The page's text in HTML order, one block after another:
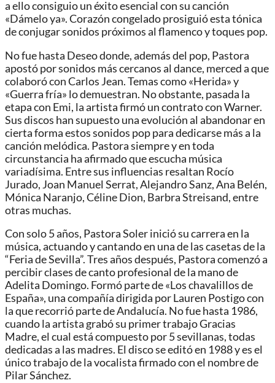
a ello consiguio un éxito esencial con su canción
«Dámelo ya». Corazón congelado prosiguió esta tónica
de conjugar sonidos próximos al flamenco y toques pop.
No fue hasta Deseo donde, además del pop, Pastora
apostó por sonidos más cercanos al dance, merced a que
colaboró con Carlos Jean. Temas como «Herida» y
«Guerra fría» lo demuestran. No obstante, pasada la
etapa con Emi, la artista firmó un contrato con Warner.
Sus discos han supuesto una evolución al abandonar en
cierta forma estos sonidos pop para dedicarse más a la
canción melódica. Pastora siempre y en toda
circunstancia ha afirmado que escucha música
variadísima. Entre sus influencias resaltan Rocío
Jurado, Joan Manuel Serrat, Alejandro Sanz, Ana Belén,
Mónica Naranjo, Céline Dion, Barbra Streisand, entre
otras muchas.
Con solo 5 años, Pastora Soler inició su carrera en la
música, actuando y cantando en una de las casetas de la
“Feria de Sevilla”. Tres años después, Pastora comenzó a
percibir clases de canto profesional de la mano de
Adelita Domingo. Formó parte de «Los chavalillos de
España», una compañía dirigida por Lauren Postigo con
la que recorrió parte de Andalucía. No fue hasta 1986,
cuando la artista grabó su primer trabajo Gracias
Madre, el cual está compuesto por 5 sevillanas, todas
dedicadas a las madres. El disco se editó en 1988 y es el
único trabajo de la vocalista firmado con el nombre de
Pilar Sánchez.